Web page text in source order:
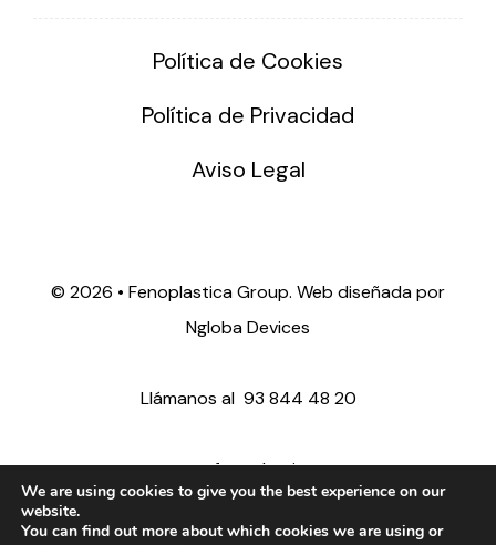
Política de Cookies
Política de Privacidad
Aviso Legal
© 2026 • Fenoplastica Group. Web diseñada por
Ngloba Devices
Llámanos al 93 844 48 20
ventas@fenoplastica.com
export@fenoplastica.com
We are using cookies to give you the best experience on our
website.
You can find out more about which cookies we are using or